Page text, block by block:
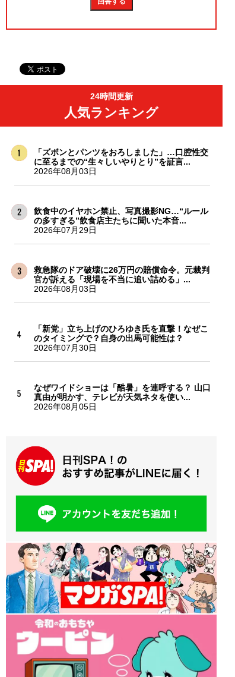
24時間更新
人気ランキング
「ズボンとパンツをおろしました」…口腔性交
に至るまでの“生々しいやりとり”を証言...
2026年08月03日
飲食中のイヤホン禁止、写真撮影NG…“ルール
の多すぎる”飲食店主たちに聞いた本音...
2026年07月29日
救急隊のドア破壊に26万円の賠償命令。元裁判
官が訴える「現場を不当に追い詰める」...
2026年08月03日
「新党」立ち上げのひろゆき氏を直撃！なぜこ
のタイミングで？自身の出馬可能性は？
2026年07月30日
なぜワイドショーは「酷暑」を連呼する？ 山口
真由が明かす、テレビが天気ネタを使い...
2026年08月05日